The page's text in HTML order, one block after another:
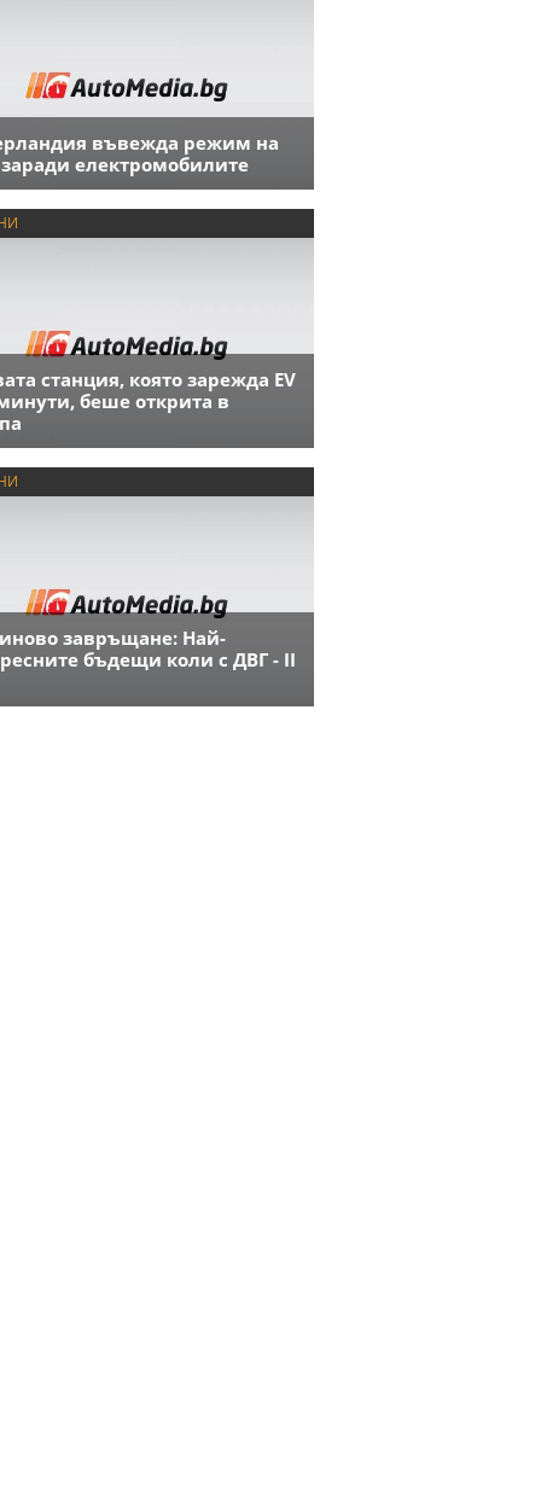
въвежда режим на
заради електромобилите
станция, която зарежда EV
беше открита в
завръщане: Най-
бъдещи коли с ДВГ - II